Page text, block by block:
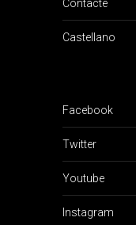
Contacte
Castellano
Facebook
Twitter
Youtube
Instagram